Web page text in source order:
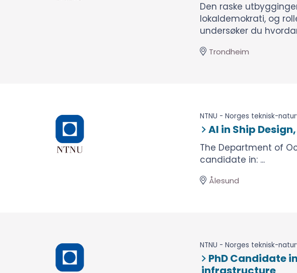
Den raske
lokaldemokrati, og
undersøker du
Trondheim
NTNU - Norges teknisk-
AI in Ship
The Department of
candidate in: ...
Ålesund
NTNU - Norges teknisk-
PhD Candidate